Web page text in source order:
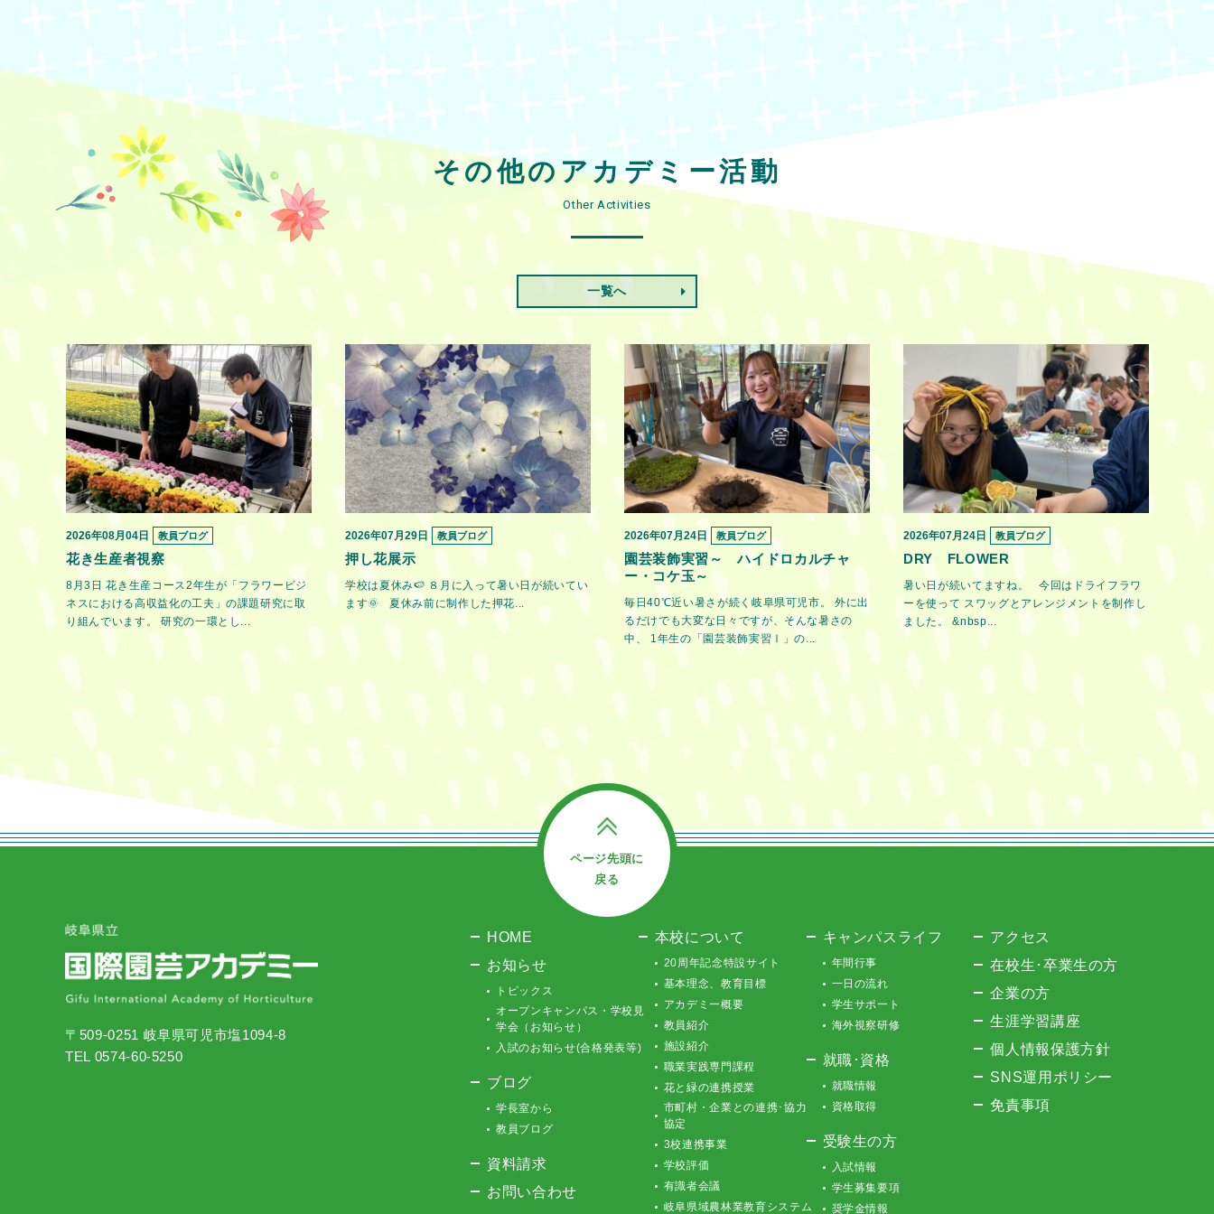
その他のアカデミー活動
Other Activities
一覧へ
2026年08月04日 教員ブログ
花き生産者視察
8月3日 花き生産コース2年生が「フラワービジ
ネスにおける高収益化の工夫」の課題研究に取
り組んでいます。 研究の一環とし...
2026年07月29日 教員ブログ
押し花展示
学校は夏休み🍉 ８月に入って暑い日が続いてい
ます🌞 夏休み前に制作した押花...
2026年07月24日 教員ブログ
園芸装飾実習～ ハイドロカルチャ
ー・コケ玉～
毎日40℃近い暑さが続く岐阜県可児市。 外に出
るだけでも大変な日々ですが、そんな暑さの
中、 1年生の「園芸装飾実習Ⅰ」の...
2026年07月24日 教員ブログ
DRY FLOWER
暑い日が続いてますね。 今回はドライフラワ
ーを使って スワッグとアレンジメントを制作し
ました。 &nbsp...
ページ先頭に
戻る
〒509-0251 岐阜県可児市塩1094-8
TEL 0574-60-5250
HOME
お知らせ
トピックス
オープンキャンパス・学校見
学会（お知らせ）
入試のお知らせ(合格発表等)
ブログ
学長室から
教員ブログ
資料請求
お問い合わせ
本校について
20周年記念特設サイト
基本理念、教育目標
アカデミー概要
教員紹介
施設紹介
職業実践専門課程
花と緑の連携授業
市町村・企業との連携･協力
協定
3校連携事業
学校評価
有識者会議
岐阜県域農林業教育システム
キャンパスライフ
年間行事
一日の流れ
学生サポート
海外視察研修
就職･資格
就職情報
資格取得
受験生の方
入試情報
学生募集要項
奨学金情報
アクセス
在校生･卒業生の方
企業の方
生涯学習講座
個人情報保護方針
SNS運用ポリシー
免責事項